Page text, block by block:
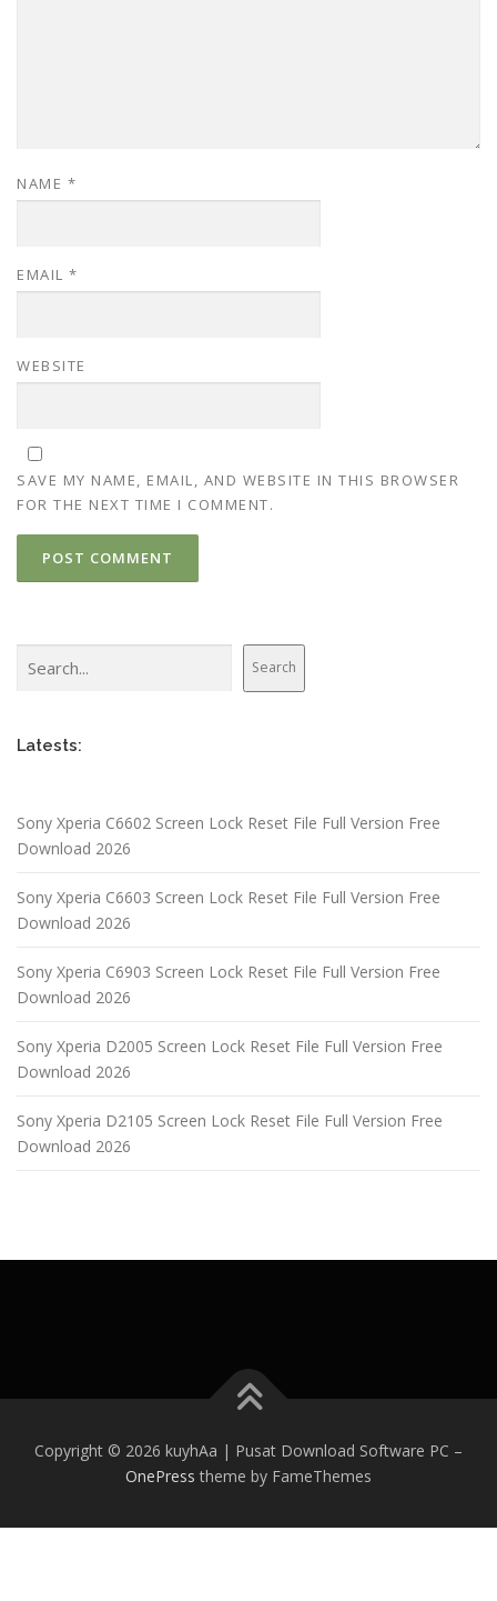
NAME *
EMAIL *
WEBSITE
SAVE MY NAME, EMAIL, AND WEBSITE IN THIS BROWSER
FOR THE NEXT TIME I COMMENT.
Search
Latests:
Sony Xperia C6602 Screen Lock Reset File Full Version Free
Download 2026
Sony Xperia C6603 Screen Lock Reset File Full Version Free
Download 2026
Sony Xperia C6903 Screen Lock Reset File Full Version Free
Download 2026
Sony Xperia D2005 Screen Lock Reset File Full Version Free
Download 2026
Sony Xperia D2105 Screen Lock Reset File Full Version Free
Download 2026
Copyright © 2026 kuyhAa | Pusat Download Software PC –
OnePress theme by FameThemes